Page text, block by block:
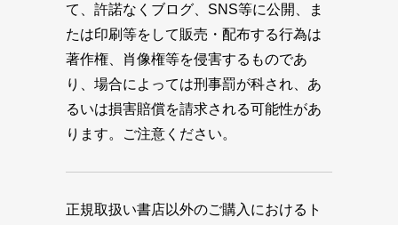
て、許諾なくブログ、SNS等に公開、ま
たは印刷等をして販売・配布する行為は
著作権、肖像権等を侵害するものであ
り、場合によっては刑事罰が科され、あ
るいは損害賠償を請求される可能性があ
ります。ご注意ください。
正規取扱い書店以外のご購入におけるト